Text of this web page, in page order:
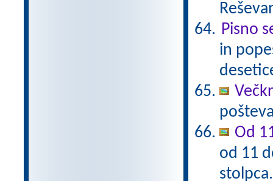
Pisno
in
Od
od 11